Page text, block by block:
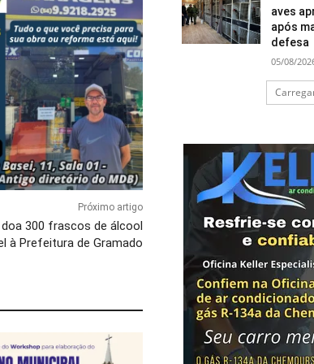
Próximo artigo
300 frascos de álcool
à Prefeitura de Gramado
aves
após
defesa
05/08/